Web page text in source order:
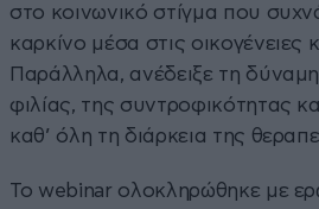
στο κοινωνικό στίγμα που
καρκίνο μέσα στις οικογένειες
Παράλληλα, ανέδειξε τη
φιλίας, της συντροφικότητας
καθ’ όλη τη διάρκεια της
Το webinar ολοκληρώθηκε με